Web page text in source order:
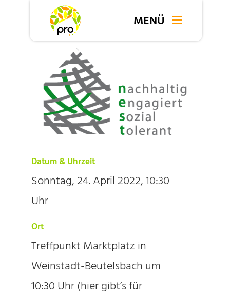
Datum & Uhrzeit
Sonntag, 24. April 2022, 10:30
Uhr
Ort
Treffpunkt Marktplatz in
Weinstadt-Beutelsbach um
10:30 Uhr (hier gibt’s für